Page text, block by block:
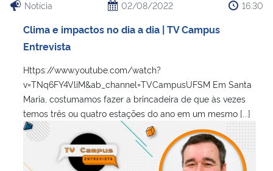
Notícia 02/08/2022 16:30
Clima e impactos no dia a dia | TV Campus
Entrevista
Https://www.youtube.com/watch?
v=TNq6FY4VliM&ab_channel=TVCampusUFSM Em Santa
Maria, costumamos fazer a brincadeira de que às vezes
temos três ou quatro estações do ano em um mesmo [...]